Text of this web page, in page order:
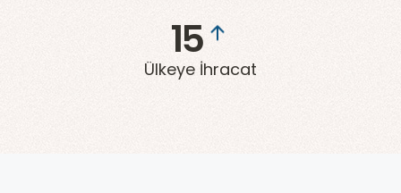
15
Ülkeye İhracat